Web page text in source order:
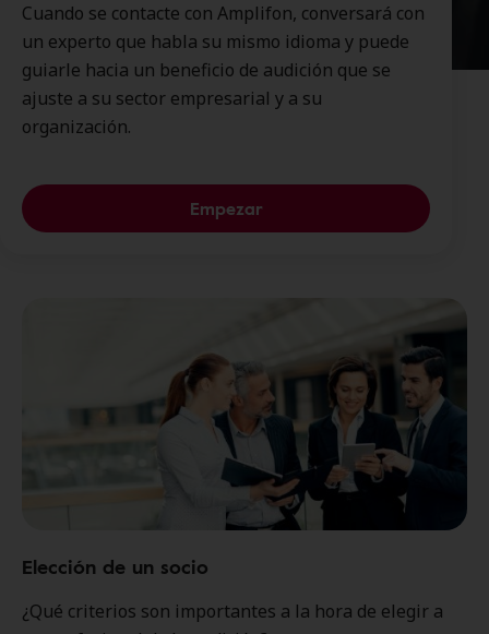
Cuando se contacte con Amplifon, conversará con
un experto que habla su mismo idioma y puede
guiarle hacia un beneficio de audición que se
ajuste a su sector empresarial y a su
organización.
Empezar
Elección de un socio
¿Qué criterios son importantes a la hora de elegir a